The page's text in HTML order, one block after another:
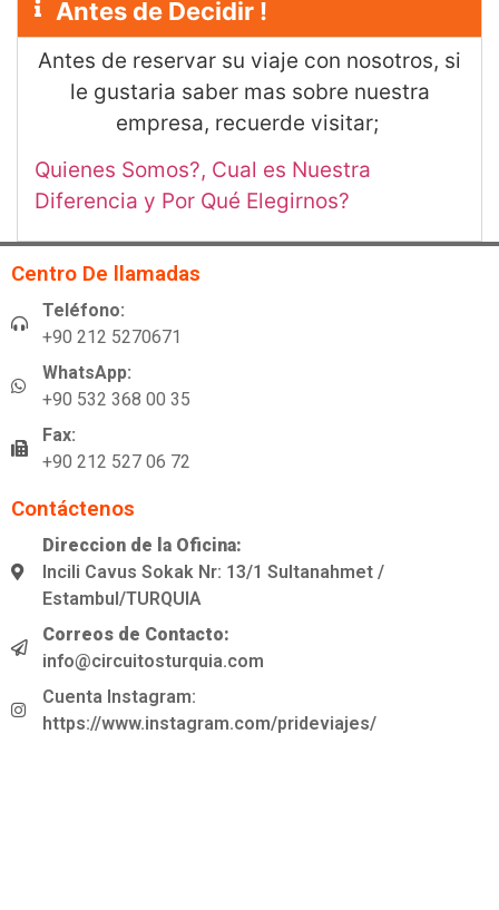
Antes de Decidir !
Antes de reservar su viaje con nosotros, si
le gustaria saber mas sobre nuestra
empresa, recuerde visitar;
Quienes Somos?, Cual es Nuestra
Diferencia y Por Qué Elegirnos?
Centro De llamadas
Teléfono:
+90 212 5270671
WhatsApp:
+90 532 368 00 35
Fax:
+90 212 527 06 72
Contáctenos
Direccion de la Oficina:
Incili Cavus Sokak Nr: 13/1 Sultanahmet /
Estambul/TURQUIA
Correos de Contacto:
info@circuitosturquia.com
Cuenta Instagram:
https://www.instagram.com/prideviajes/